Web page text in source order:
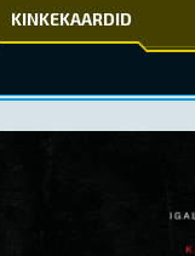
KINKEKAARDID